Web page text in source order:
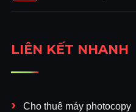
LIÊN KẾT NHANH
Cho thuê máy photocopy